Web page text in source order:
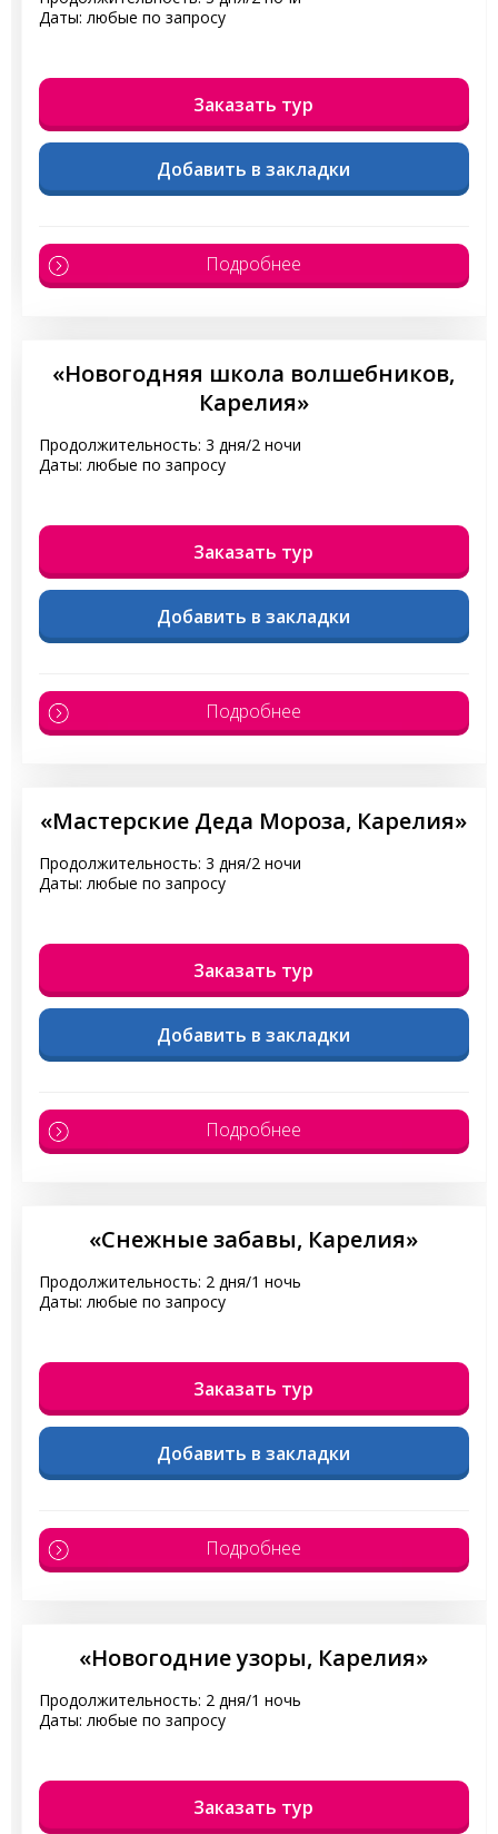
Даты: любые по запросу
Заказать тур
Добавить в закладки
Подробнее
«Новогодняя школа волшебников,
Карелия»
Продолжительность: 3 дня/2 ночи
Даты: любые по запросу
Заказать тур
Добавить в закладки
Подробнее
«Мастерские Деда Мороза, Карелия»
Продолжительность: 3 дня/2 ночи
Даты: любые по запросу
Заказать тур
Добавить в закладки
Подробнее
«Снежные забавы, Карелия»
Продолжительность: 2 дня/1 ночь
Даты: любые по запросу
Заказать тур
Добавить в закладки
Подробнее
«Новогодние узоры, Карелия»
Продолжительность: 2 дня/1 ночь
Даты: любые по запросу
Заказать тур